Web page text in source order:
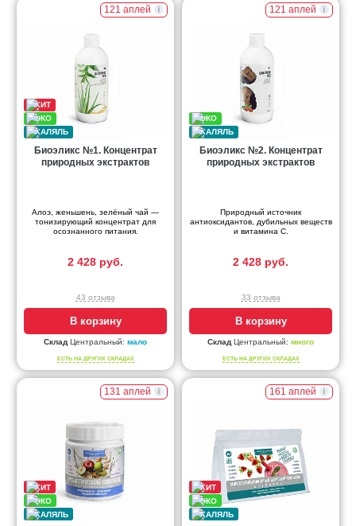
121 аплей
Биоэликс №1. Концентрат
природных экстрактов
Алоэ, женьшень, зелёный чай —
тонизирующий концентрат для
осознанного питания.
2 428 руб.
43 отзыва
В корзину
Склад Центральный: мало
ЕСТЬ НА ДРУГИХ СКЛАДАХ
121 аплей
Биоэликс №2. Концентрат
природных экстрактов
Природный источник
антиоксидантов, дубильных веществ
и витамина С.
2 428 руб.
33 отзыва
В корзину
Склад Центральный: много
ЕСТЬ НА ДРУГИХ СКЛАДАХ
131 аплей 161 аплей